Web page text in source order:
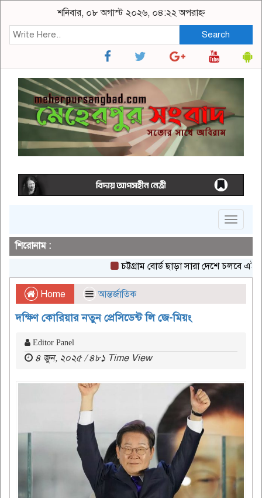
শনিবার, ০৮ অগাস্ট ২০২৬, ০৪:২২ অপরাহ্ন
Search
Toggle
শিরোনাম :
চট্টগ্রাম বোর্ড ছাড়া সারা দেশে চলবে এইচএসসি
Home আন্তর্জাতিক
দক্ষিণ কোরিয়ার নতুন প্রেসিডেন্ট লি জে-মিয়ং
Editor Panel
৪ জুন, ২০২৫ / ৪৮১ Time View